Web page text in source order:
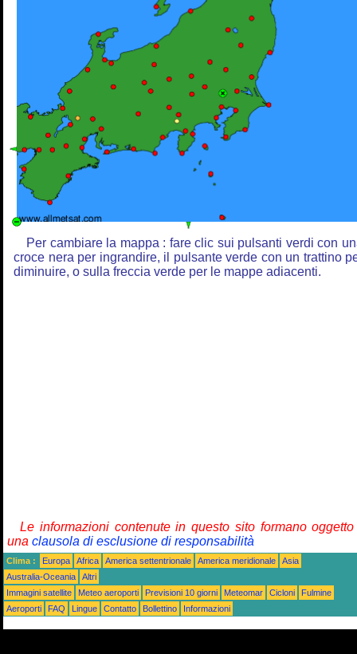
Per cambiare la mappa : fare clic sui pulsanti verdi con
croce nera per ingrandire, il pulsante verde con un trattino
diminuire, o sulla freccia verde per le mappe adiacenti.
Le informazioni contenute in questo sito formano
una clausola di esclusione di responsabilità
Clima : Europa Africa America settentrionale America meridionale
Asia
Australia-Oceania
Altri
Immagini satellite
Meteo aeroporti Previsioni 10 giorni Meteomar Cicloni
Fulmine
Aeroporti
FAQ Lingue Contatto Bollettino Informazioni